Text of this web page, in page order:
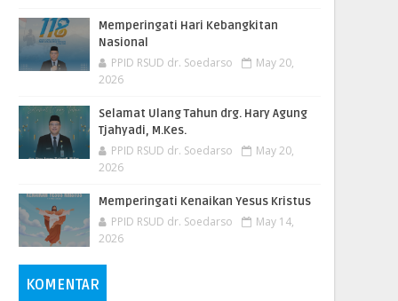
Memperingati Hari Kebangkitan
Nasional
PPID RSUD dr. Soedarso
May 20,
2026
Selamat Ulang Tahun drg. Hary Agung
Tjahyadi, M.Kes.
PPID RSUD dr. Soedarso
May 20,
2026
Memperingati Kenaikan Yesus Kristus
PPID RSUD dr. Soedarso
May 14,
2026
KOMENTAR